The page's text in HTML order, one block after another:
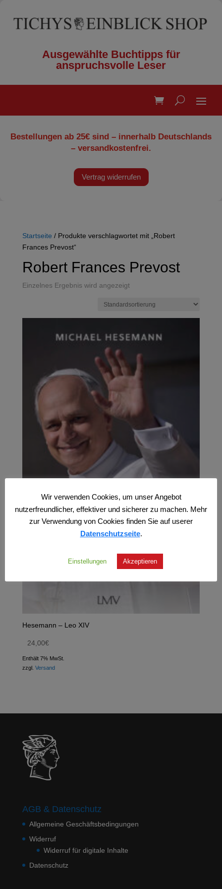
Ausgewählte Buchtipps für
anspruchsvolle Leser
Bestellungen ab 25€ sind – innerhalb Deutschlands
– versandkostenfrei.
Vertrag widerrufen
Startseite / Produkte verschlagwortet mit „Robert
Frances Prevost“
Robert Frances Prevost
Einzelnes Ergebnis wird angezeigt
Hesemann – Leo XIV
24,00€
Enthält 7% MwSt.
zzgl. Versand
AGB & Datenschutz
Allgemeine Geschäftsbedingungen
Widerruf
Widerruf für digitale Inhalte
Datenschutz
Wir verwenden Cookies, um unser Angebot
nutzerfreundlicher, effektiver und sicherer zu machen. Mehr
zur Verwendung von Cookies finden Sie auf userer
Datenschutzseite.
Einstellungen Akzeptieren